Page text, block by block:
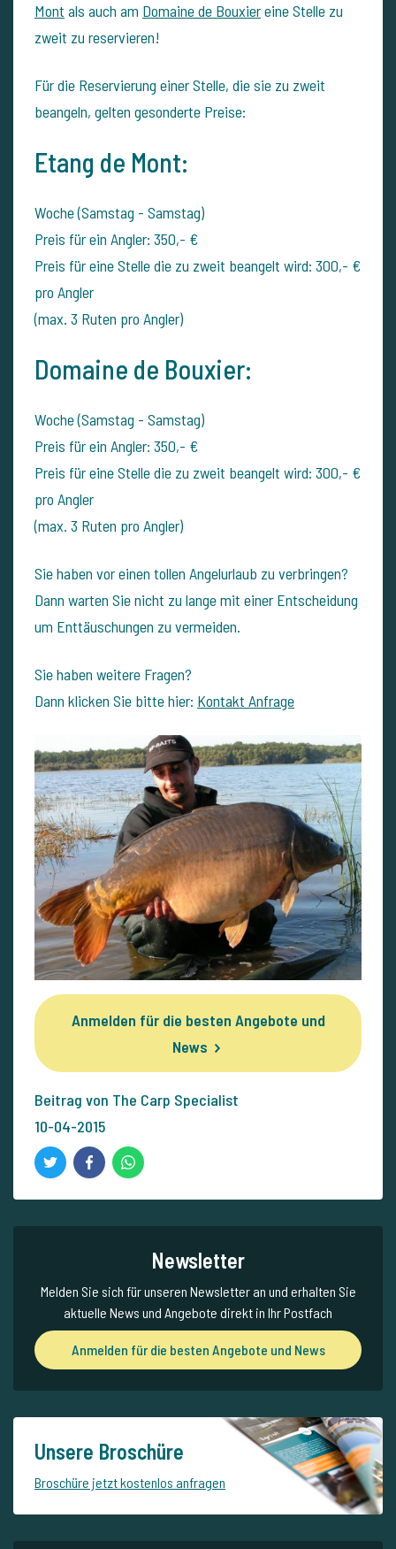
Mont als auch am Domaine de Bouxiereine Stelle zu
zweit zu reservieren!
Für die Reservierung einer Stelle, die sie zu zweit
beangeln, gelten gesonderte Preise:
Etang de Mont:
Woche (Samstag - Samstag)
Preis für ein Angler: 350,- €
Preis für eine Stelle die zu zweit beangelt wird: 300,- €
pro Angler
(max. 3 Ruten pro Angler)
Domaine de Bouxier:
Woche (Samstag - Samstag)
Preis für ein Angler: 350,- €
Preis für eine Stelle die zu zweit beangelt wird: 300,- €
pro Angler
(max. 3 Ruten pro Angler)
Sie haben vor einen tollen Angelurlaub zu verbringen?
Dann warten Sie nicht zu lange mit einer Entscheidung
um Enttäuschungen zu vermeiden.
Sie haben weitere Fragen?
Dann klicken Sie bitte hier: Kontakt Anfrage
Anmelden für die besten Angebote und
News
Beitrag von The Carp Specialist
10-04-2015
Newsletter
Melden Sie sich für unseren Newsletter an und erhalten Sie
aktuelle News und Angebote direkt in Ihr Postfach
Anmelden für die besten Angebote und News
Unsere Broschüre
Broschüre jetzt kostenlos anfragen